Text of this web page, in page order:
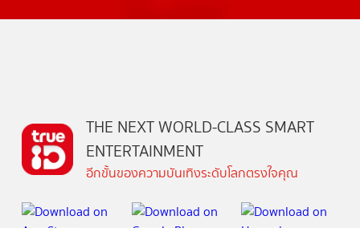
THE NEXT WORLD-CLASS SMART
ENTERTAINMENT
อีกขั้นของความบันเทิงระดับโลกตรงใจคุณ